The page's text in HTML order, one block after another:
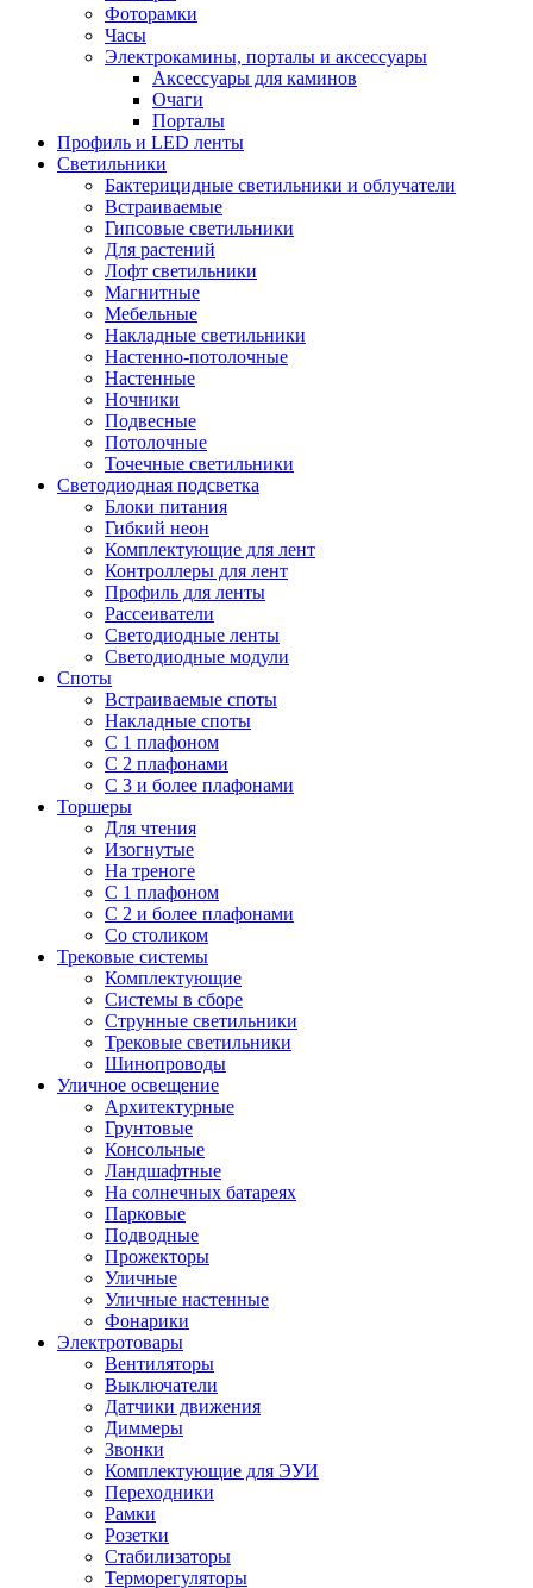
Фоторамки
Часы
Электрокамины, порталы и аксессуары
Аксессуары для каминов
Очаги
Порталы
Профиль и LED ленты
Светильники
Бактерицидные светильники и облучатели
Встраиваемые
Гипсовые светильники
Для растений
Лофт светильники
Магнитные
Мебельные
Накладные светильники
Настенно-потолочные
Настенные
Ночники
Подвесные
Потолочные
Точечные светильники
Светодиодная подсветка
Блоки питания
Гибкий неон
Комплектующие для лент
Контроллеры для лент
Профиль для ленты
Рассеиватели
Светодиодные ленты
Светодиодные модули
Споты
Встраиваемые споты
Накладные споты
С 1 плафоном
С 2 плафонами
С 3 и более плафонами
Торшеры
Для чтения
Изогнутые
На треноге
С 1 плафоном
С 2 и более плафонами
Со столиком
Трековые системы
Комплектующие
Системы в сборе
Струнные светильники
Трековые светильники
Шинопроводы
Уличное освещение
Архитектурные
Грунтовые
Консольные
Ландшафтные
На солнечных батареях
Парковые
Подводные
Прожекторы
Уличные
Уличные настенные
Фонарики
Электротовары
Вентиляторы
Выключатели
Датчики движения
Диммеры
Звонки
Комплектующие для ЭУИ
Переходники
Рамки
Розетки
Стабилизаторы
Терморегуляторы